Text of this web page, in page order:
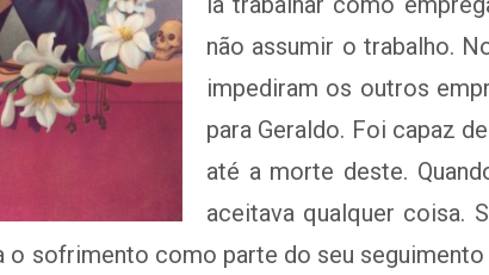
não assumir o trabalho.
impediram os outros
para Geraldo. Foi capaz
até a morte deste.
aceitava qualquer coisa.
o sofrimento como parte do seu